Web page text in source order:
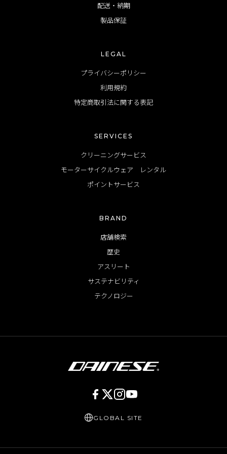
配送・納期
製品保証
LEGAL
プライバシーポリシー
利用規約
特定商取引法に関する表記
SERVICES
クリーニングサービス
モーターサイクルウェア レンタル
ポイントサービス
BRAND
店舗検索
歴史
アスリート
サステナビリティ
テクノロジー
GLOBAL SITE